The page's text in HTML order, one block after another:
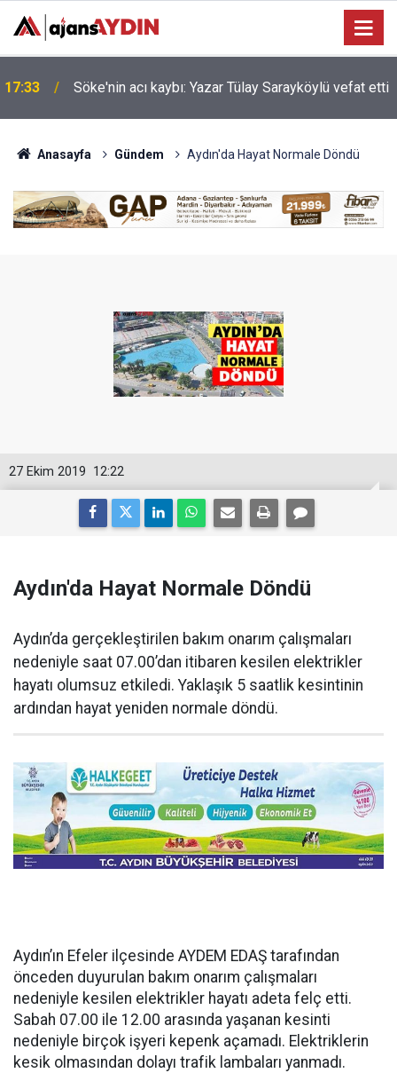
17:23
Nazilli'de motosiklet kazası: 16 yaşındaki Mustafa
vefat etti
Anasayfa Gündem Aydın'da Hayat Normale Döndü
12:22
27 Ekim 2019
Aydın'da Hayat Normale Döndü
Aydın’da gerçekleştirilen bakım onarım çalışmaları
nedeniyle saat 07.00’dan itibaren kesilen elektrikler
hayatı olumsuz etkiledi. Yaklaşık 5 saatlik kesintinin
ardından hayat yeniden normale döndü.
Aydın’ın Efeler ilçesinde AYDEM EDAŞ tarafından
önceden duyurulan bakım onarım çalışmaları
nedeniyle kesilen elektrikler hayatı adeta felç etti.
Sabah 07.00 ile 12.00 arasında yaşanan kesinti
nedeniyle birçok işyeri kepenk açamadı. Elektriklerin
kesik olmasından dolayı trafik lambaları yanmadı.